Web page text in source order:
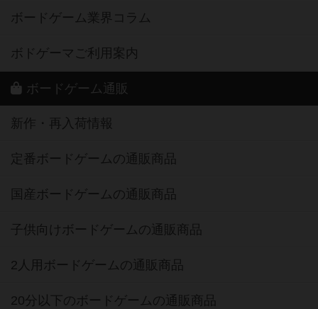
ボードゲーム業界コラム
ボドゲーマご利用案内
ボードゲーム通販
新作・再入荷情報
定番ボードゲームの通販商品
国産ボードゲームの通販商品
子供向けボードゲームの通販商品
2人用ボードゲームの通販商品
20分以下のボードゲームの通販商品